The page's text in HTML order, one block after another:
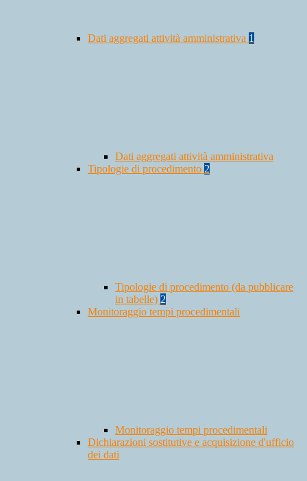
Dati aggregati attività amministrativa 1
Dati aggregati attività amministrativa
Tipologie di procedimento 2
Tipologie di procedimento (da pubblicare
in tabelle) 2
Monitoraggio tempi procedimentali
Monitoraggio tempi procedimentali
Dichiarazioni sostitutive e acquisizione d'ufficio
dei dati